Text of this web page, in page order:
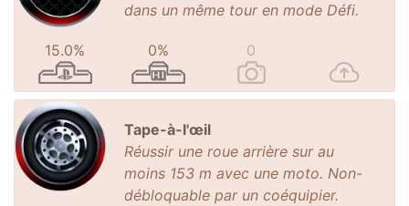
dans un même tour en mode Défi.
15.0% 0% 0
Tape-à-l'œil
Réussir une roue arrière sur au
moins 153 m avec une moto. Non-
débloquable par un coéquipier.